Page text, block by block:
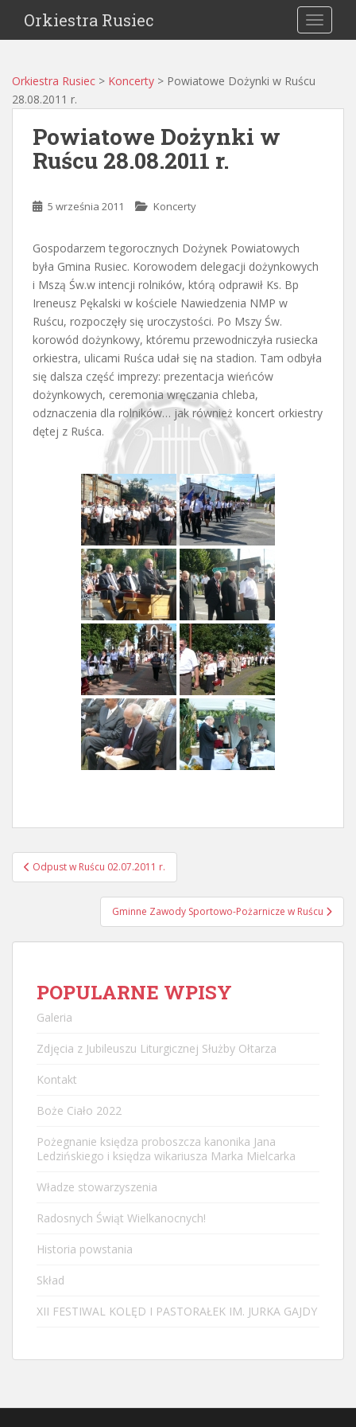
Orkiestra Rusiec
Orkiestra Rusiec > Koncerty > Powiatowe Dożynki w Ruścu
28.08.2011 r.
Powiatowe Dożynki w
Ruścu 28.08.2011 r.
5 września 2011 Koncerty
Gospodarzem tegorocznych Dożynek Powiatowych
była Gmina Rusiec. Korowodem delegacji dożynkowych
i Mszą Św.w intencji rolników, którą odprawił Ks. Bp
Ireneusz Pękalski w kościele Nawiedzenia NMP w
Ruścu, rozpoczęły się uroczystości. Po Mszy Św.
korowód dożynkowy, któremu przewodniczyła rusiecka
orkiestra, ulicami Ruśca udał się na stadion. Tam odbyła
się dalsza część imprezy: prezentacja wieńców
dożynkowych, ceremonia wręczania chleba,
odznaczenia dla rolników… jak również koncert orkiestry
dętej z Ruśca.
Nawigacja
postu
Odpust w Ruścu 02.07.2011 r.
Gminne Zawody Sportowo-Pożarnicze w Ruścu
POPULARNE WPISY
Galeria
Zdjęcia z Jubileuszu Liturgicznej Służby Ołtarza
Kontakt
Boże Ciało 2022
Pożegnanie księdza proboszcza kanonika Jana
Ledzińskiego i księdza wikariusza Marka Mielcarka
Władze stowarzyszenia
Radosnych Świąt Wielkanocnych!
Historia powstania
Skład
XII FESTIWAL KOLĘD I PASTORAŁEK IM. JURKA GAJDY